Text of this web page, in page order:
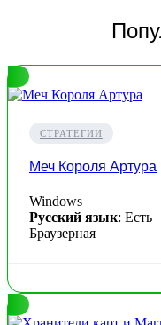
СТРАТЕГИИ
Меч Короля Артура
Windows
Русский язык: Есть
Браузерная